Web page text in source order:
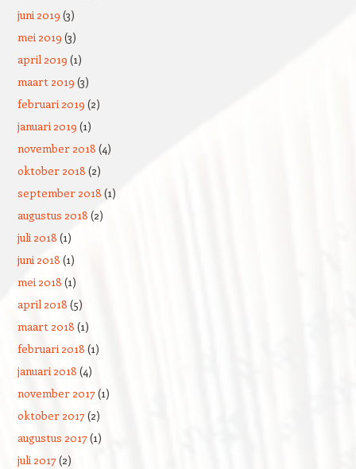
juni 2019 (3)
mei 2019 (3)
april 2019 (1)
maart 2019 (3)
februari 2019 (2)
januari 2019 (1)
november 2018 (4)
oktober 2018 (2)
september 2018 (1)
augustus 2018 (2)
juli 2018 (1)
juni 2018 (1)
mei 2018 (1)
april 2018 (5)
maart 2018 (1)
februari 2018 (1)
januari 2018 (4)
november 2017(1)
oktober 2017(2)
augustus 2017(1)
juli 2017(2)